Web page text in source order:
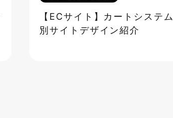
【ECサイト】カートシステム
別サイトデザイン紹介